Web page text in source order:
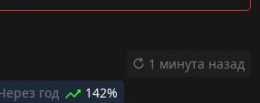
год 142%
1 минута назад